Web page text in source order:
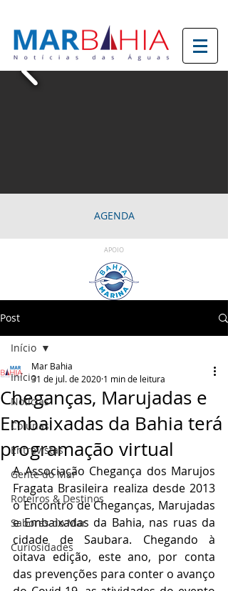
AGENDA
APOIO
Post
Início
Notícias
Colunas
Entrevistas
Gente do Mar
Roteiros & Destinos
Sabores do Mar
Curiosidades
Início
Cheganças, Marujadas e
Embaixadas da Bahia terá
programação virtual
Mar Bahia
31 de jul. de 2020 1 min de leitura
A Associação Chegança dos Marujos
Fragata Brasileira realiza desde 2013
o Encontro de Cheganças, Marujadas
e Embaixadas da Bahia, nas ruas da
cidade de Saubara. Chegando à
oitava edição, este ano, por conta
das prevenções para conter o avanço